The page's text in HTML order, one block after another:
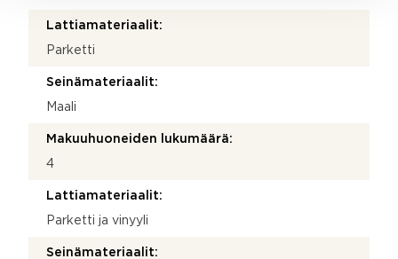
Lattiamateriaalit:
Parketti
Seinämateriaalit:
Maali
Makuuhuoneiden lukumäärä:
4
Lattiamateriaalit:
Parketti ja vinyyli
Seinämateriaalit: